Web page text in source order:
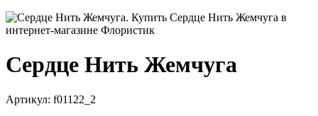
Сердце Нить Жемчуга
Артикул: f01122_2